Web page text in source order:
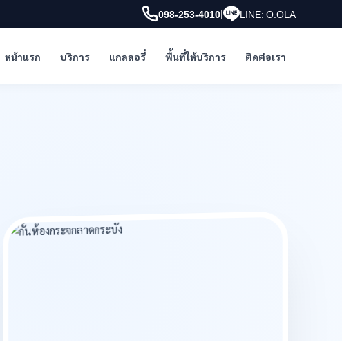
098-253-4010| LINE: O.OLA
หน้าแรก บริการ แกลลอรี่ พื้นที่ให้บริการ ติดต่อเรา